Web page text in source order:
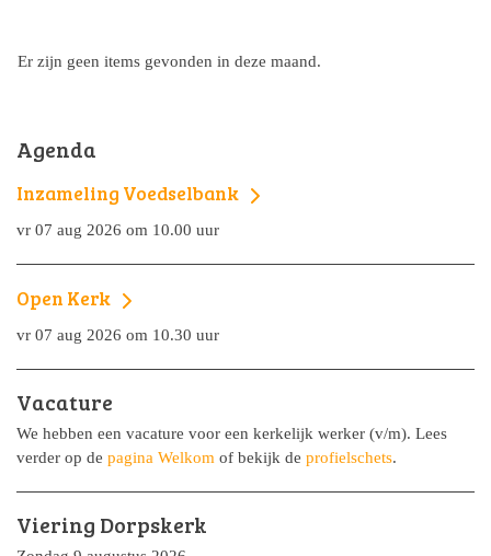
Er zijn geen items gevonden in deze maand.
Agenda
Inzameling Voedselbank
vr 07 aug 2026 om 10.00 uur
Open Kerk
vr 07 aug 2026 om 10.30 uur
Vacature
We hebben een vacature voor een kerkelijk werker (v/m). Lees
verder op de pagina Welkom of bekijk de profielschets.
Viering Dorpskerk